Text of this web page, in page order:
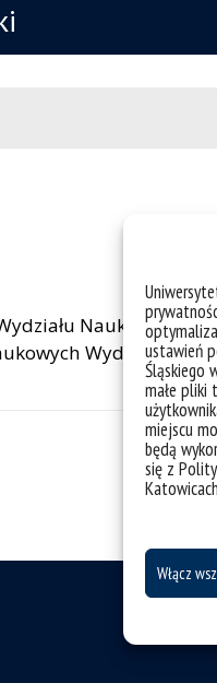
ustawień
Śląskiego
małe pliki
miejscu
będą
się z
Włącz
Nauk
Wydziału